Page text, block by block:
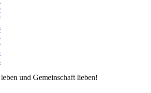
und Gemeinschaft lieben!